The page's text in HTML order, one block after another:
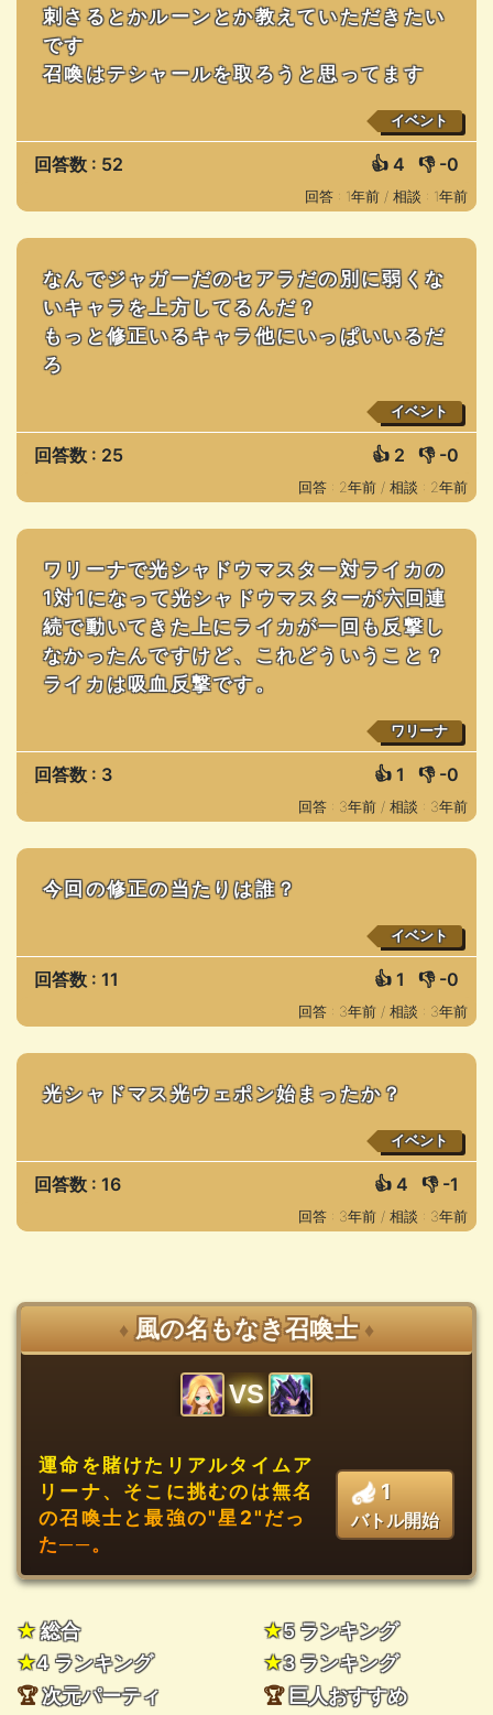
刺さるとかルーンとか教えていただきたい
です
召喚はテシャールを取ろうと思ってます
イベント
回答数 : 52 👍 4 👎 -0
回答 : 1年前 / 相談 : 1年前
なんでジャガーだのセアラだの別に弱くな
いキャラを上方してるんだ？
もっと修正いるキャラ他にいっぱいいるだ
ろ
イベント
回答数 : 25 👍 2 👎 -0
回答 : 2年前 / 相談 : 2年前
ワリーナで光シャドウマスター対ライカの
1対1になって光シャドウマスターが六回連
続で動いてきた上にライカが一回も反撃し
なかったんですけど、これどういうこと？
ライカは吸血反撃です。
ワリーナ
回答数 : 3 👍 1 👎 -0
回答 : 3年前 / 相談 : 3年前
今回の修正の当たりは誰？
イベント
回答数 : 11 👍 1 👎 -0
回答 : 3年前 / 相談 : 3年前
光シャドマス光ウェポン始まったか？
イベント
回答数 : 16 👍 4 👎 -1
回答 : 3年前 / 相談 : 3年前
♦ 風の名もなき召喚士 ♦
VS
運命を賭けたリアルタイムア
リーナ、そこに挑むのは無名
の召喚士と最強の"星2"だっ
た──。
1
バトル開始
★総合 ★5 ランキング
★4 ランキング ★3 ランキング
🏆次元パーティ 🏆巨人おすすめ